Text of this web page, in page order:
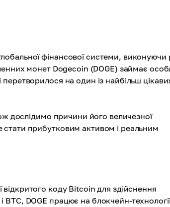
фінансової системи, виконуючи
монет Dogecoin (DOGE) займає
на один із найбільш
дослідимо причини його величезної
прибутковим активом і реальним
коду Bitcoin для здійснення
DOGE працює на блокчейн-